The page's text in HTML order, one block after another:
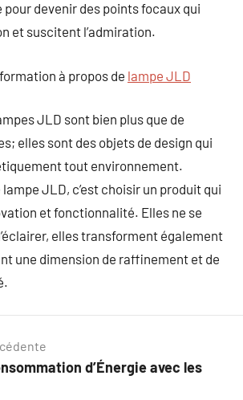
devenir des points focaux qui
et suscitent l’admiration.
à propos de lampe JLD
JLD sont bien plus que de
elles sont des objets de design qui
tout environnement.
JLD, c’est choisir un produit qui
et fonctionnalité. Elles ne se
elles transforment également
une dimension de raffinement et de
d’Énergie avec les